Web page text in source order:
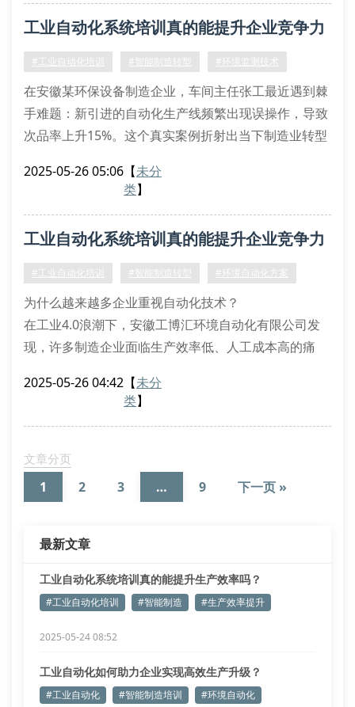
应包含真实案例解析。某汽车零部件企业通过人机界面
教学，使技术员平均问题响应速度提升2.4倍。数据采
工业自动化系统培训真的能提升企业竞争力
吗？
#工业自动化培训 #智能制造转型 #环境监测技术
在安徽某环保设备制造企业，车间主任张工最近遇到棘
手难题：新引进的自动化生产线频繁出现误操作，导致
次品率上升15%。这个真实案例折射出当下制造业转型
上。
平台等专业设备已成为生产标配。然而调查显示，73%
的企业在部署自动化产线后，都面临操作人员技术脱节
2025-05-26 05:06 【未分
类】
工业自动化系统培训真的能提升企业竞争力
吗？
#工业自动化培训 #智能制造转型 #环境自动化方案
为什么越来越多企业重视自动化技术？
在工业4.0浪潮下，安徽工博汇环境自动化有限公司发
现，许多制造企业面临生产效率低、人工成本高的痛
废水处理效率提升40%，同时减少30%的能源消耗。这
工业自动化培训的三大核心价值
设备操作标准化：通过plc编程教学，让员工掌握
2025-05-26 04:42 【未分
类】
文章分页
1 2 3 … 9 下一页 »
最新文章
工业自动化系统培训真的能提升生产效率吗？
#工业自动化培训 #智能制造 #生产效率提升
2025-05-24 08:52
工业自动化如何助力企业实现高效生产升级？
#工业自动化 #智能制造培训 #环境自动化